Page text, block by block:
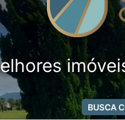
BUSCA